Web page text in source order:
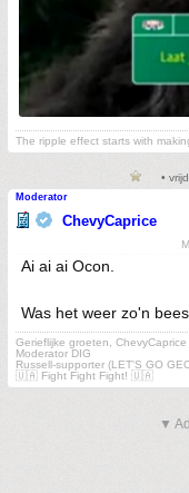
The ripple effect starts with
•
Moderator
ChevyCaprice
Ai ai ai Ocon.
Was het weer zo'n
Gerieflijke groeten, ChevyCaprice
Moderator DIG
Russell-supporter (LET'S GO
🇺🇦 Fight Fight Fight! 🇺🇦
▼